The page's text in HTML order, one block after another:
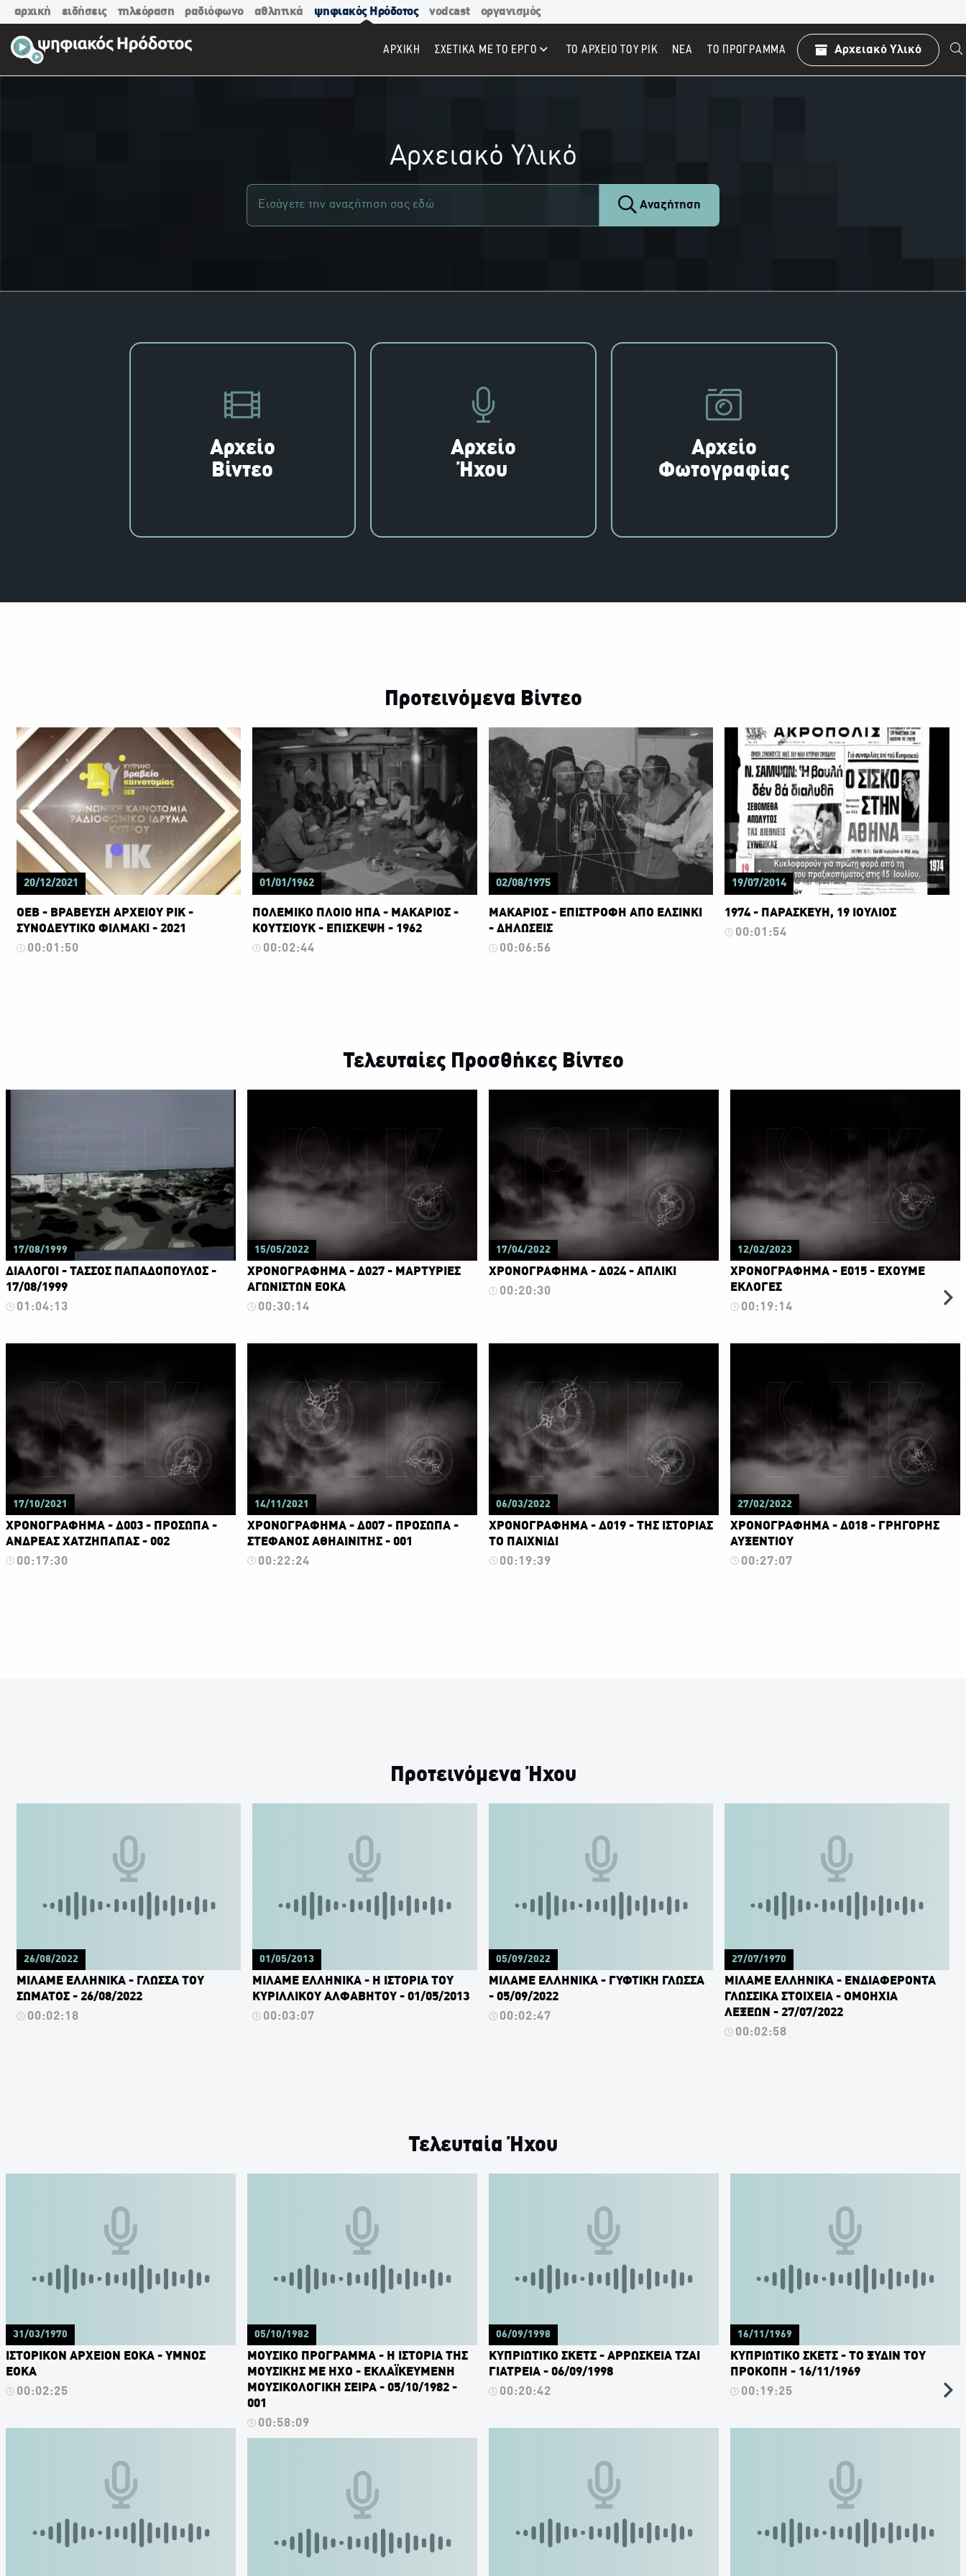
αρχική ειδήσεις τηλεόραση ραδιόφωνο αθλητικά ψηφιακός Ηρόδοτος vodcast οργανισμός
ΑΡΧΙΚΉ ΣΧΕΤΙΚΑ ΜΕ ΤΟ ΕΡΓΟ ΤΟ ΑΡΧΕΙΟ ΤΟΥ ΡΙΚ ΝΕΑ TO ΠΡΌΓΡΑΜΜΑ Αρχειακό Υλικό
Αρχειακό Υλικό
Αναζήτηση
Αρχείο
Βίντεο
Αρχείο
Ήχου
Αρχείο
Φωτογραφίας
Προτεινόμενα Βίντεο
20/12/2021
ΟΕΒ - ΒΡΑΒΕΥΣΗ ΑΡΧΕΙΟΥ ΡΙΚ -
ΣΥΝΟΔΕΥΤΙΚΟ ΦΙΛΜΑΚΙ - 2021
00:01:50
01/01/1962
ΠΟΛΕΜΙΚΟ ΠΛΟΙΟ ΗΠΑ - ΜΑΚΑΡΙΟΣ -
ΚΟΥΤΣΙΟΥΚ - ΕΠΙΣΚΕΨΗ - 1962
00:02:44
02/08/1975
ΜΑΚΑΡΙΟΣ - ΕΠΙΣΤΡΟΦΗ ΑΠΟ ΕΛΣΙΝΚΙ
- ΔΗΛΩΣΕΙΣ
00:06:56
19/07/2014
1974 - ΠΑΡΑΣΚΕΥΗ, 19 ΙΟΥΛΙΟΣ
00:01:54
Τελευταίες Προσθήκες Βίντεο
17/08/1999
ΔΙΑΛΟΓΟΙ - ΤΑΣΣΟΣ ΠΑΠΑΔΟΠΟΥΛΟΣ -
17/08/1999
01:04:13
17/10/2021
ΧΡΟΝΟΓΡΑΦΗΜΑ - Δ003 - ΠΡΟΣΩΠΑ -
ΑΝΔΡΕΑΣ ΧΑΤΖΗΠΑΠΑΣ - 002
00:17:30
15/05/2022
ΧΡΟΝΟΓΡΑΦΗΜΑ - Δ027 - ΜΑΡΤΥΡΙΕΣ
ΑΓΩΝΙΣΤΩΝ ΕΟΚΑ
00:30:14
14/11/2021
ΧΡΟΝΟΓΡΑΦΗΜΑ - Δ007 - ΠΡΟΣΩΠΑ -
ΣΤΕΦΑΝΟΣ ΑΘΗΑΙΝΙΤΗΣ - 001
00:22:24
17/04/2022
ΧΡΟΝΟΓΡΑΦΗΜΑ - Δ024 - ΑΠΛΙΚΙ
00:20:30
06/03/2022
ΧΡΟΝΟΓΡΑΦΗΜΑ - Δ019 - ΤΗΣ ΙΣΤΟΡΙΑΣ
ΤΟ ΠΑΙΧΝΙΔΙ
00:19:39
12/02/2023
ΧΡΟΝΟΓΡΑΦΗΜΑ - Ε015 - ΕΧΟΥΜΕ
ΕΚΛΟΓΕΣ
00:19:14
27/02/2022
ΧΡΟΝΟΓΡΑΦΗΜΑ - Δ018 - ΓΡΗΓΟΡΗΣ
ΑΥΞΕΝΤΙΟΥ
00:27:07
Προτεινόμενα Ήχου
26/08/2022
ΜΙΛΑΜΕ ΕΛΛΗΝΙΚΑ - ΓΛΩΣΣΑ ΤΟΥ
ΣΩΜΑΤΟΣ - 26/08/2022
00:02:18
01/05/2013
ΜΙΛΑΜΕ ΕΛΛΗΝΙΚΑ - Η ΙΣΤΟΡΙΑ ΤΟΥ
ΚΥΡΙΛΛΙΚΟΥ ΑΛΦΑΒΗΤΟΥ - 01/05/2013
00:03:07
05/09/2022
ΜΙΛΑΜΕ ΕΛΛΗΝΙΚΑ - ΓΥΦΤΙΚΗ ΓΛΩΣΣΑ
- 05/09/2022
00:02:47
27/07/1970
ΜΙΛΑΜΕ ΕΛΛΗΝΙΚΑ - ΕΝΔΙΑΦΕΡΟΝΤΑ
ΓΛΩΣΣΙΚΑ ΣΤΟΙΧΕΙΑ - ΟΜΟΗΧΙΑ
ΛΕΞΕΩΝ - 27/07/2022
00:02:58
Τελευταία Ήχου
31/03/1970
ΙΣΤΟΡΙΚΟΝ ΑΡΧΕΙΟΝ ΕΟΚΑ - ΥΜΝΟΣ
ΕΟΚΑ
00:02:25
05/10/1982
ΜΟΥΣΙΚΟ ΠΡΟΓΡΑΜΜΑ - Η ΙΣΤΟΡΙΑ ΤΗΣ
ΜΟΥΣΙΚΗΣ ΜΕ ΗΧΟ - ΕΚΛΑΪΚΕΥΜΕΝΗ
ΜΟΥΣΙΚΟΛΟΓΙΚΗ ΣΕΙΡΑ - 05/10/1982 -
001
00:58:09
06/09/1998
ΚΥΠΡΙΩΤΙΚΟ ΣΚΕΤΣ - ΑΡΡΩΣΚΕΙΑ ΤΖΑΙ
ΓΙΑΤΡΕΙΑ - 06/09/1998
00:20:42
16/11/1969
ΚΥΠΡΙΩΤΙΚΟ ΣΚΕΤΣ - ΤΟ ΞΥΔΙΝ ΤΟΥ
ΠΡΟΚΟΠΗ - 16/11/1969
00:19:25